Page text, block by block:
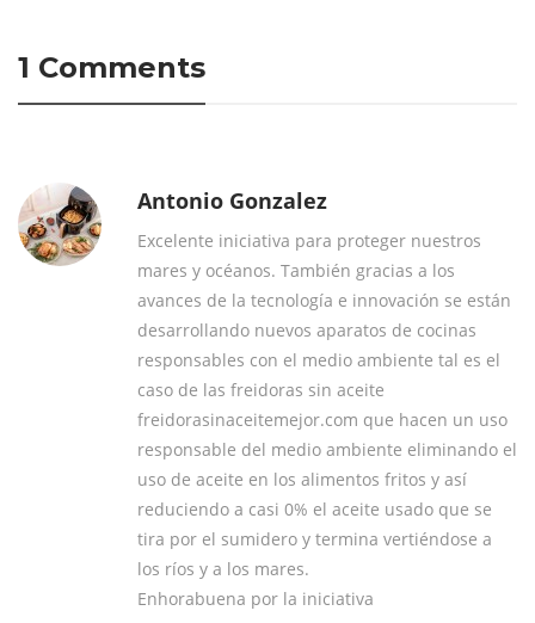
1 Comments
Antonio Gonzalez
Excelente iniciativa para proteger nuestros
mares y océanos. También gracias a los
avances de la tecnología e innovación se están
desarrollando nuevos aparatos de cocinas
responsables con el medio ambiente tal es el
caso de las freidoras sin aceite
freidorasinaceitemejor.com que hacen un uso
responsable del medio ambiente eliminando el
uso de aceite en los alimentos fritos y así
reduciendo a casi 0% el aceite usado que se
tira por el sumidero y termina vertiéndose a
los ríos y a los mares.
Enhorabuena por la iniciativa